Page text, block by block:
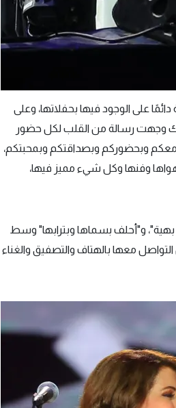
على الوجود فيها بحفلاتها، وعلى
وجهت رسالة من القلب لكل حضور
معكم وبحضوركم وبصداقتكم وبمحبتكم،
وفنها وكل شيء مميز فيها،
بهية"، و"أحلف بسماها وبترابها" وسط
معها بالهتاف والتصفيق والغناء